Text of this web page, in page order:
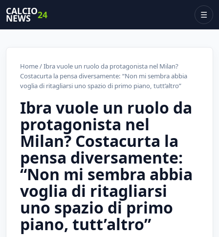
CALCIO
NEWS 24 ☰
Home/ Ibra vuole un ruolo da protagonista nel Milan?
Costacurta la pensa diversamente: “Non mi sembra abbia
voglia di ritagliarsi uno spazio di primo piano, tutt’altro”
Ibra vuole un ruolo da
protagonista nel
Milan? Costacurta la
pensa diversamente:
“Non mi sembra abbia
voglia di ritagliarsi
uno spazio di primo
piano, tutt’altro”